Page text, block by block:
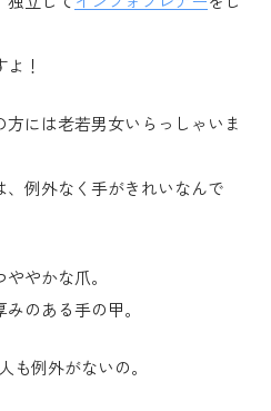
！
には老若男女いらっしゃいま
例外なく手がきれいなんで
やかな爪。
のある手の甲。
も例外がないの。